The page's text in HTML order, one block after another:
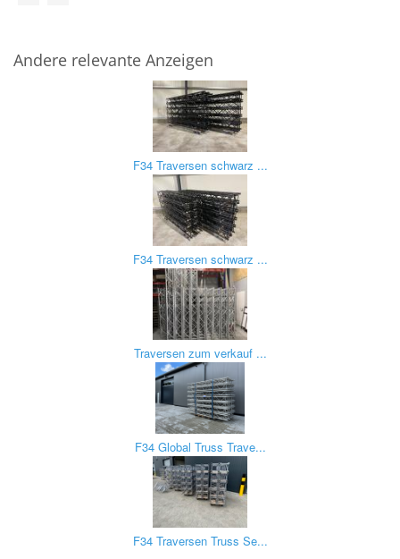
Andere relevante Anzeigen
F34 Traversen schwarz ...
F34 Traversen schwarz ...
Traversen zum verkauf ...
F34 Global Truss Trave...
F34 Traversen Truss Se...